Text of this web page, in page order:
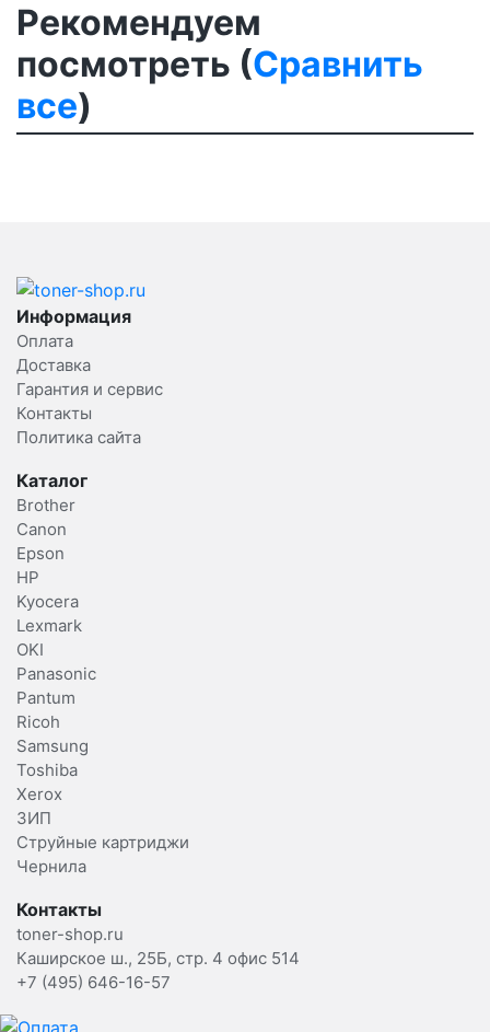
Рекомендуем
посмотреть (Сравнить
все)
Информация
Оплата
Доставка
Гарантия и сервис
Контакты
Политика сайта
Каталог
Brother
Canon
Epson
HP
Kyocera
Lexmark
OKI
Panasonic
Pantum
Ricoh
Samsung
Toshiba
Xerox
ЗИП
Струйные картриджи
Чернила
Контакты
toner-shop.ru
Каширское ш., 25Б, стр. 4 офис 514
+7 (495) 646-16-57